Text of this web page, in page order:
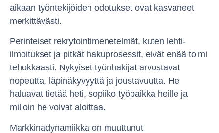
aikaan työntekijöiden odotukset ovat kasvaneet
merkittävästi.
Perinteiset rekrytointimenetelmät, kuten lehti-
ilmoitukset ja pitkät hakuprosessit, eivät enää toimi
tehokkaasti. Nykyiset työnhakijat arvostavat
nopeutta, läpinäkyvyyttä ja joustavuutta. He
haluavat tietää heti, sopiiko työpaikka heille ja
milloin he voivat aloittaa.
Markkinadynamiikka on muuttunut